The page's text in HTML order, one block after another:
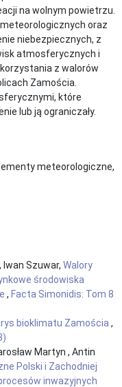
na wolnym powietrzu.
oraz
niebezpiecznych, z
atmosferycznych i
z walorów
Zamościa.
które
lub ją ograniczały.
meteorologiczne,
Iwan Szuwar, Walory
środowiska
, Facta Simonidis: Tom 8
bioklimatu Zamościa ,
Martyn , Antin
Polski i Zachodniej
inwazyjnych